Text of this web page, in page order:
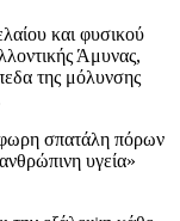
και φυσικού
Άμυνας,
της μόλυνσης
σπατάλη πόρων
υγεία»